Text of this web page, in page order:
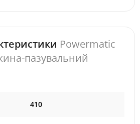
Powermatic
пазувальний
410